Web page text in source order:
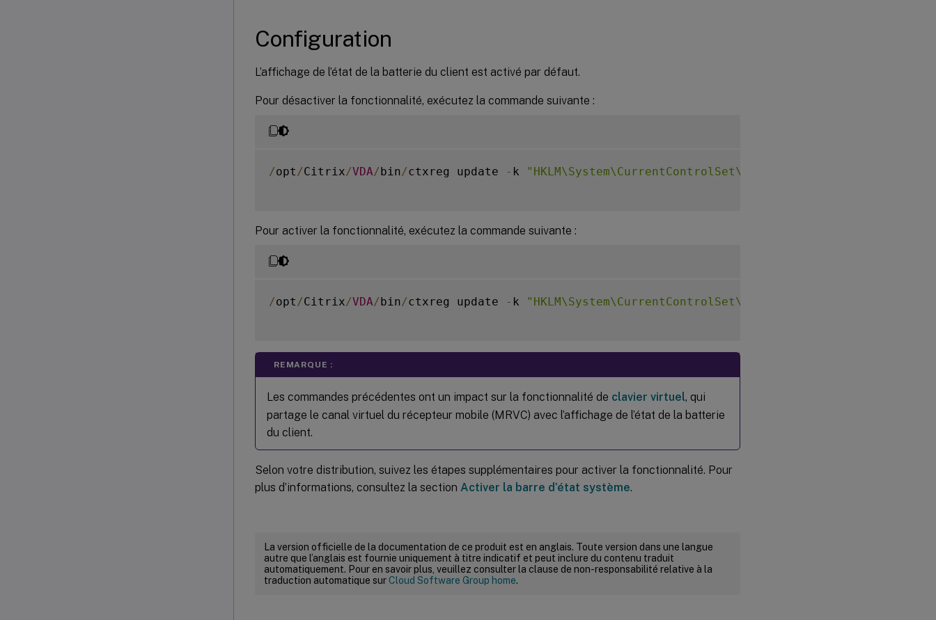
Configuration
L’affichage de l’état de la batterie du client est activé par défaut.
Pour désactiver la fonctionnalité, exécutez la commande suivante :
/opt /Citrix/VDA/bin/ctxreg update - k
Pour activer la fonctionnalité, exécutez la commande suivante :
/opt /Citrix/VDA/bin/ctxreg update - k
REMARQUE :
Les commandes précédentes ont un impact sur la fonctionnalité de clavier virtuel, qui
partage le canal virtuel du récepteur mobile (MRVC) avec l’affichage de l’état de la batterie
du client.
Selon votre distribution, suivez les étapes supplémentaires pour activer la fonctionnalité. Pour
plus d’informations, consultez la section Activer la barre d’état système.
La version officielle de la documentation de ce produit est en anglais. Toute version dans une langue
autre que l’anglais est fournie uniquement à titre indicatif et peut inclure du contenu traduit
automatiquement. Pour en savoir plus, veuillez consulter la clause de non-responsabilité relative à la
traduction automatique surCloud Software Group home.